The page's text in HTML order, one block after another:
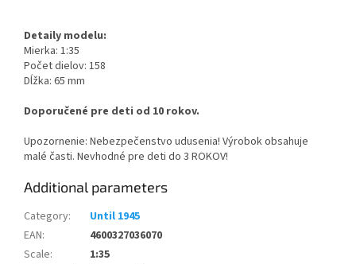
Detaily modelu:
Mierka: 1:35
Počet dielov: 158
Dĺžka: 65 mm
Doporučené pre deti od 10 rokov.
Upozornenie: Nebezpečenstvo udusenia! Výrobok obsahuje
malé časti. Nevhodné pre deti do 3 ROKOV!
Additional parameters
Category:
Until 1945
EAN:
4600327036070
Scale:
1:35